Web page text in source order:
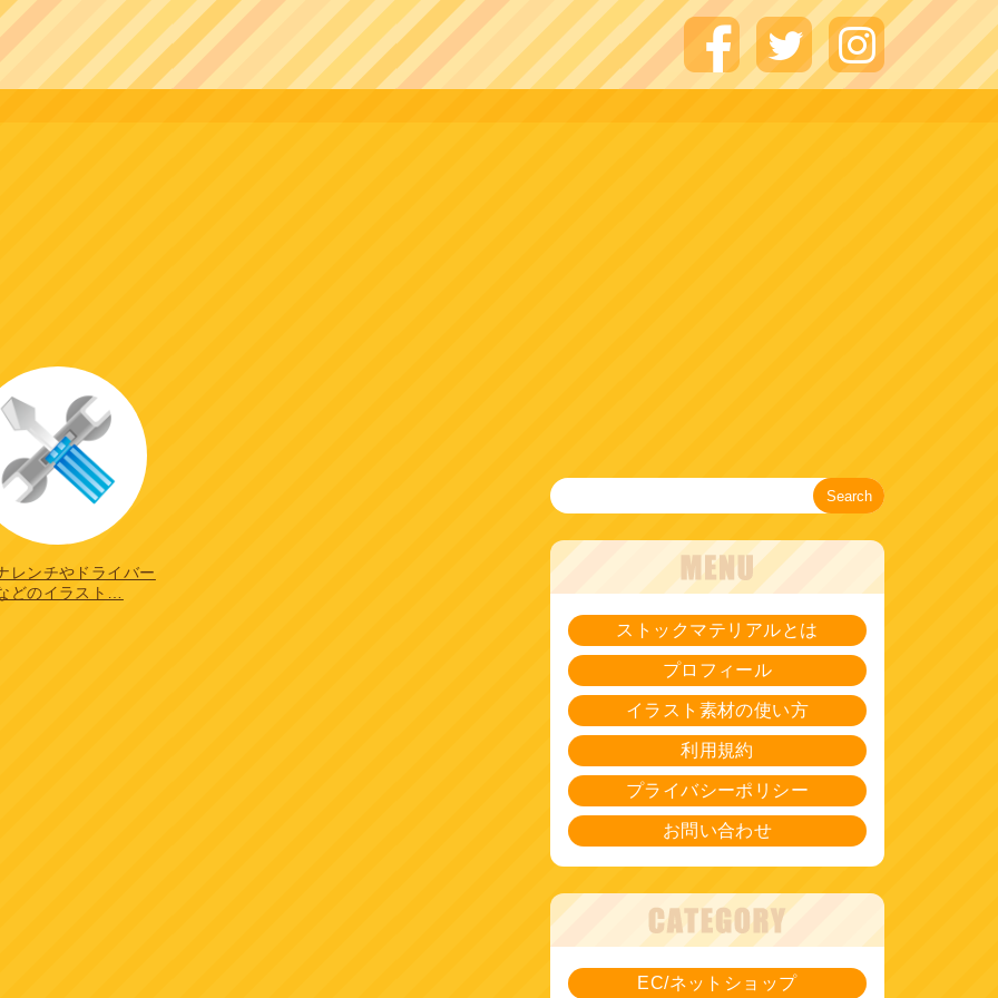
レンチやドライバー
どのイラスト…
Search
ストックマテリアルとは
プロフィール
イラスト素材の使い方
利用規約
プライバシーポリシー
お問い合わせ
EC/ネットショップ